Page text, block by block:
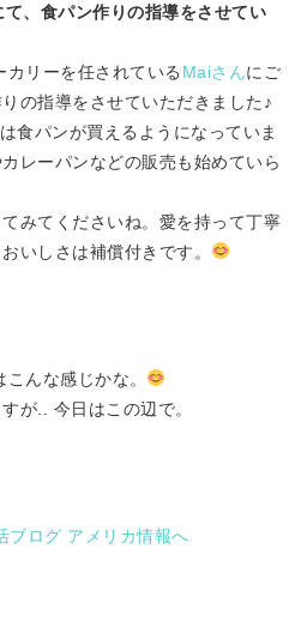
て、食パン作りの指導をさせてい
リーを任されている Maiさんにご
の指導をさせていただきました♪
食パンが買えるようになっていま
レーパンなどの販売も始めていら
みてくださいね。愛を持って丁寧
いしさは補償付きです。
んな感じかな。
が.. 今日はこの辺で。